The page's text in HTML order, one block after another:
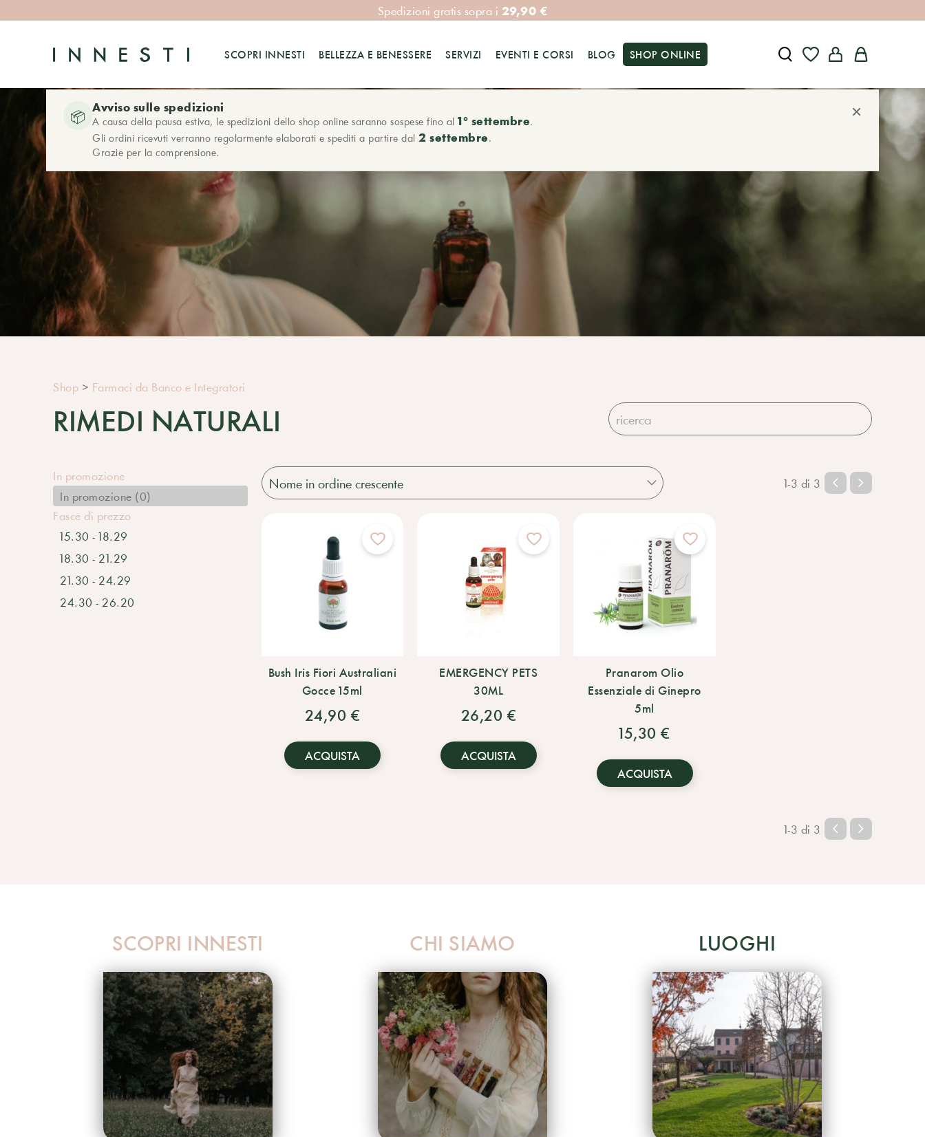
Spedizioni gratis sopra i 29,90 €
SCOPRI INNESTI BELLEZZA E BENESSERE SERVIZI EVENTI E CORSI BLOG SHOP ONLINE
📦 Avviso sulle spedizioni
A causa della pausa estiva, le spedizioni dello shop online saranno sospese fino al1° settembre.
Gli ordini ricevuti verranno regolarmente elaborati e spediti a partire dal2 settembre.
Grazie per la comprensione.
×
Shop > Farmaci da Banco e Integratori
RIMEDI NATURALI
In promozione
In promozione (0)
Fasce di prezzo
15.30 - 18.29
18.30 - 21.29
21.30 - 24.29
24.30 - 26.20
1-3 di 3
Bush Iris Fiori Australiani
Gocce 15ml
24,90 €
ACQUISTA
EMERGENCY PETS
30ML
26,20 €
ACQUISTA
Pranarom Olio
Essenziale di Ginepro
5ml
15,30 €
ACQUISTA
1-3 di 3
SCOPRI INNESTI CHI SIAMO LUOGHI